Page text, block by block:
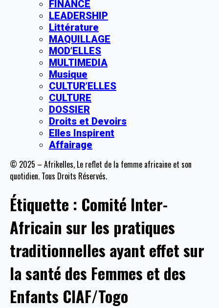
FINANCE
LEADERSHIP
Littérature
MAQUILLAGE
MOD’ELLES
MULTIMEDIA
Musique
CULTUR’ELLES
CULTURE
DOSSIER
Droits et Devoirs
Elles Inspirent
Affairage
© 2025 – Afrikelles, Le reflet de la femme africaine et son
quotidien. Tous Droits Réservés.
Étiquette : Comité Inter-
Africain sur les pratiques
traditionnelles ayant effet sur
la santé des Femmes et des
Enfants CIAF/Togo